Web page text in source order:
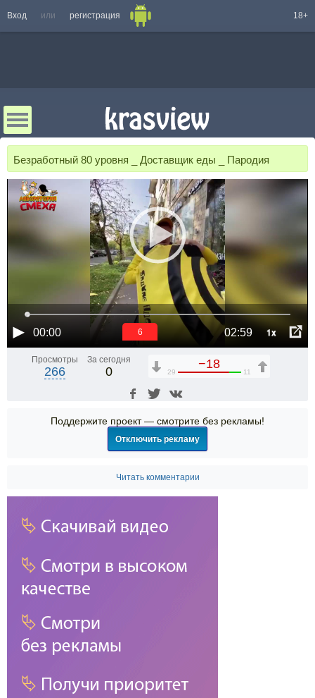
Вход или регистрация 18+
Безработный 80 уровня _ Доставщик еды _ Пародия
00:00 02:59 1x
5
Просмотры
266
За сегодня
0
−18
29 11
Поддержите проект — смотрите без рекламы!
Отключить рекламу
Читать комментарии